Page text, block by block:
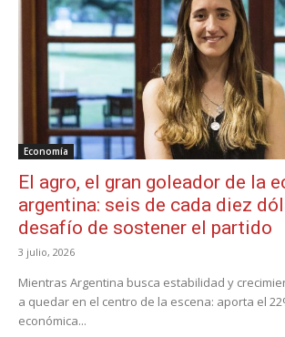
Economía
El agro, el gran goleador de la
argentina: seis de cada diez
desafío de sostener el partido
3 julio, 2026
Mientras Argentina busca estabilidad y
a quedar en el centro de la escena: aporta el
económica...